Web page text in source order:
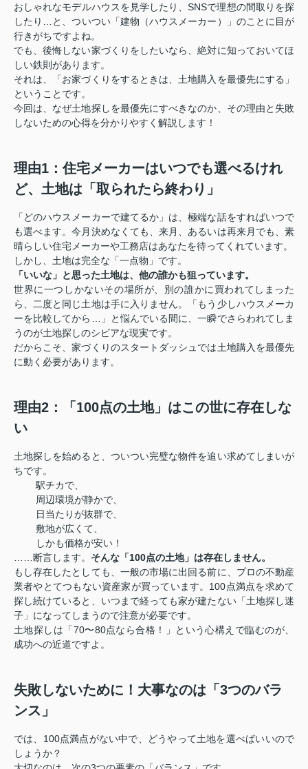
おしゃれなモデルハウスを見学したり、SNSで理想の間取りを探
したり…と、ついつい「建物（ハウスメーカー）」のことに目が
行きがちですよね。
でも、後悔しない家づくりをしたいなら、絶対に知っておいてほ
しい鉄則があります。
それは、「お家づくりをするときは、土地購入を最優先にする」
ということです。
今回は、なぜ土地探しを最優先にすべきなのか、その理由と失敗
しないための心得を分かりやすく解説します！
理由1：住宅メーカーはいつでも選べるけれ
ど、土地は「取られたら終わり」
「どのハウスメーカーで建てるか」は、極端な話をすればいつで
も選べます。今月決めなくても、来月、あるいは再来月でも、素
晴らしい住宅メーカーや工務店はあなたを待ってくれています。
しかし、土地は完全な「一点物」です。
「いいな」と思った土地は、他の誰かも狙っています。
世界に一つしかないその場所が、別の誰かに買われてしまった
ら、二度と同じ土地は手に入りません。「もう少しハウスメーカ
ーを比較してから…」と悩んでいる間に、一瞬でさらわれてしま
うのが土地探しのシビアな現実です。
だからこそ、家づくりのスタートダッシュでは土地購入を最優先
に動く必要があります。
理由2：「100点の土地」はこの世に存在しな
い
土地探しを始めると、ついつい完璧な物件を追い求めてしまいが
ちです。
駅チカで、
周辺環境が静かで、
日当たりが抜群で、
敷地が広くて、
しかも価格が安い！
……断言します。 そんな「100点の土地」は存在しません。
もし存在したとしても、一般の市場に出回る前に、プロの不動産
業者やとてつもない資産家が買っています。100点満点を求めて
探し続けていると、いつまで経っても家が建たない「土地探し迷
子」になってしまうので注意が必要です。
土地探しは「70〜80点なら合格！」という心構えで臨むのが、
成功への近道ですよ。
失敗しないために！大事なのは「3つのバラ
ンス」
では、100点満点がない中で、どうやって土地を選べばいいので
しょうか？